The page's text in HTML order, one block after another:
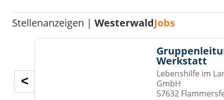
Stellenanzeigen |WesterwaldJobs
Werkstatt
Lebenshilfe im
GmbH
57632
<